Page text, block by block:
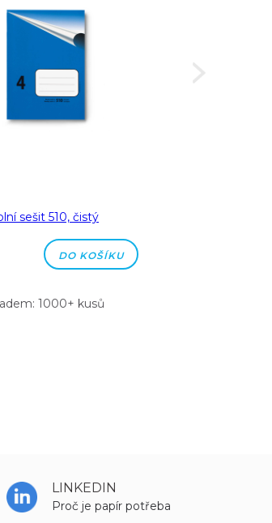
sešit 510, čistý
DO KOŠÍKU
1000+ kusů
LINKEDIN
Proč je papír potřeba